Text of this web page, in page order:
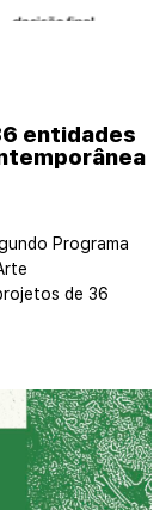
entidades
Programa
de 36